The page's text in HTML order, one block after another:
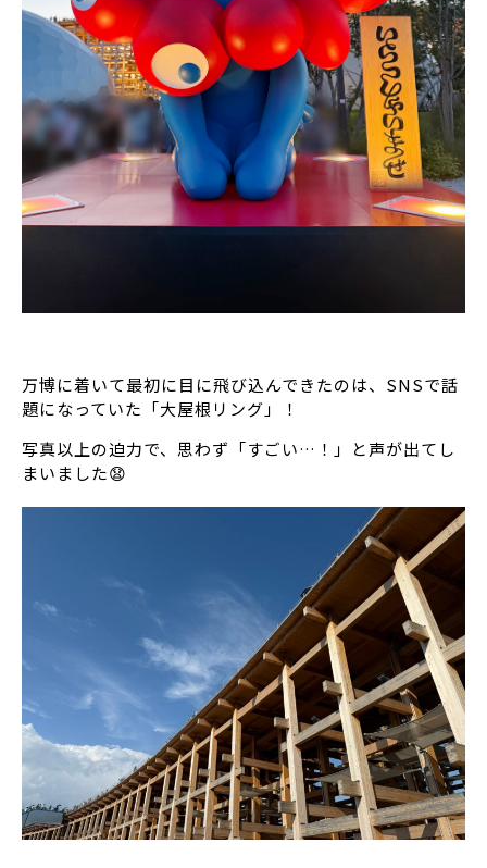
万博に着いて最初に目に飛び込んできたのは、SNSで話
題になっていた「大屋根リング」！
写真以上の迫力で、思わず「すごい…！」と声が出てし
まいました😧